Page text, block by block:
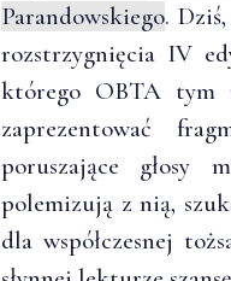
Parandowskiego.
rozstrzygnięcia IV
którego OBTA tym
zaprezentować
poruszające głosy
polemizują z nią,
dla współczesnej